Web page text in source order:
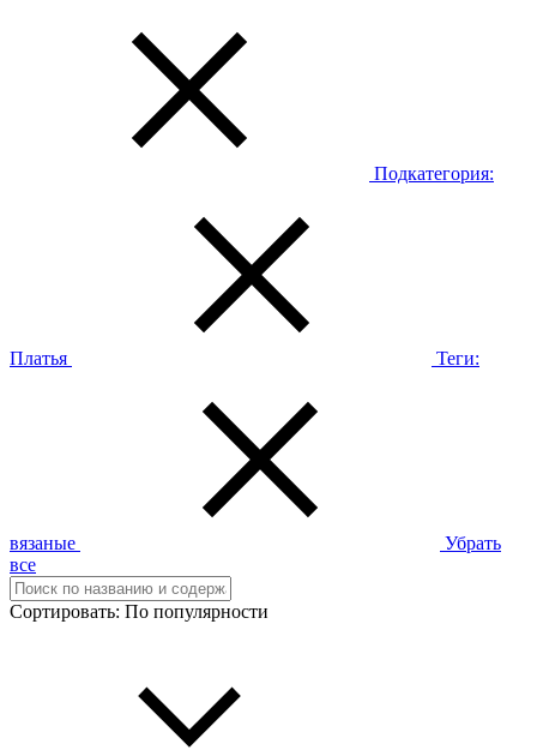
Подкатегория:
Платья Теги:
вязаные
Убрать
все
Сортировать: По популярности